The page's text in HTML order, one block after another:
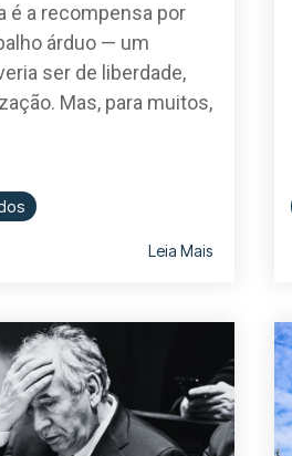
é a recompensa por
árduo — um
ser de liberdade,
Mas, para muitos,
Leia Mais